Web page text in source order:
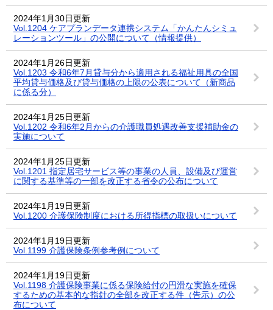
2024年1月30日更新
Vol.1204 ケアプランデータ連携システム「かんたんシミュ
レーションツール」の公開について（情報提供）
2024年1月26日更新
Vol.1203 令和6年7月貸与分から適用される福祉用具の全国
平均貸与価格及び貸与価格の上限の公表について（新商品
に係る分）
2024年1月25日更新
Vol.1202 令和6年2月からの介護職員処遇改善支援補助金の
実施について
2024年1月25日更新
Vol.1201 指定居宅サービス等の事業の人員、設備及び運営
に関する基準等の一部を改正する省令の公布について
2024年1月19日更新
Vol.1200 介護保険制度における所得指標の取扱いについて
2024年1月19日更新
Vol.1199 介護保険条例参考例について
2024年1月19日更新
Vol.1198 介護保険事業に係る保険給付の円滑な実施を確保
するための基本的な指針の全部を改正する件（告示）の公
布について